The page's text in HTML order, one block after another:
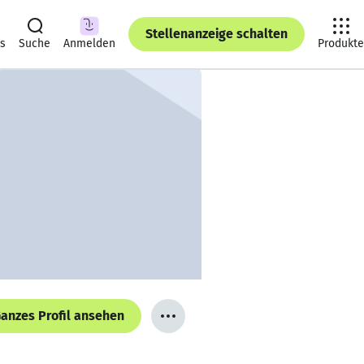
Suche Anmelden
Stellenanzeige schalten
Produkte
Profil ansehen